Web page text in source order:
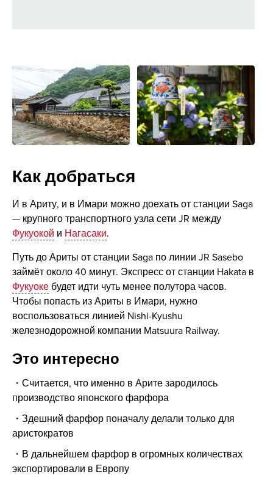
Как добраться
И в Ариту, и в Имари можно доехать от станции Saga
— крупного транспортного узла сети JR между
Фукуокой и Нагасаки.
Путь до Ариты от станции Saga по линии JR Sasebo
займёт около 40 минут. Экспресс от станции Hakata в
Фукуокебудет идти чуть менее полутора часов.
Чтобы попасть из Ариты в Имари, нужно
воспользоваться линией Nishi-Kyushu
железнодорожной компании Matsuura Railway.
Это интересно
Считается, что именно в Арите зародилось
производство японского фарфора
Здешний фарфор поначалу делали только для
аристократов
В дальнейшем фарфор в огромных количествах
экспортировали в Европу